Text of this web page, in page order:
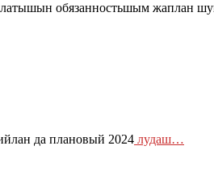
обязанностьшым жаплан
да плановый 2024 лудаш…